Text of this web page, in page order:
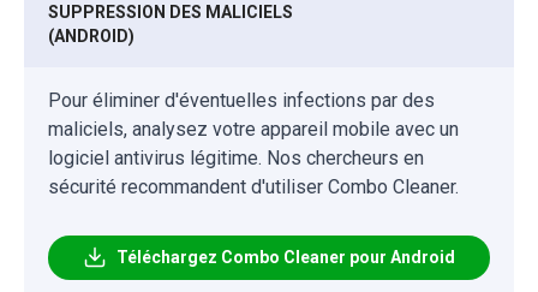
SUPPRESSION DES MALICIELS
(ANDROID)
Pour éliminer d'éventuelles infections par des
maliciels, analysez votre appareil mobile avec un
logiciel antivirus légitime. Nos chercheurs en
sécurité recommandent d'utiliser Combo Cleaner.
Téléchargez Combo Cleaner pour Android